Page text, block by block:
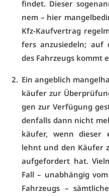
fin­det. Die­ser
nem – hier
Kfz-Kauf­ver­trag
fers an­zu­sie­deln; auf
des Fahr­zeugs kommt
Ein an­geb­lich
käu­fer zur
gen zur Ver­fü­gung
den­falls dann nicht
käu­fer, wenn die­ser
lehnt und den Käu­fer
auf­ge­for­dert hat.
Fall – un­ab­hän­gig
Fahr­zeugs –